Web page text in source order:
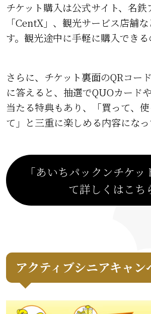
チケット購入は公式サイト、名鉄
「CentX」、観光サービス店舗
す。観光途中に手軽に購入できる
さらに、チケット裏面のQRコー
に答えると、抽選でQUOカード
当たる特典もあり、「買って、
て」と三重に楽しめる内容になっ
「あいちパックンチケ
て詳しくはこち
アクティブシニアキャン